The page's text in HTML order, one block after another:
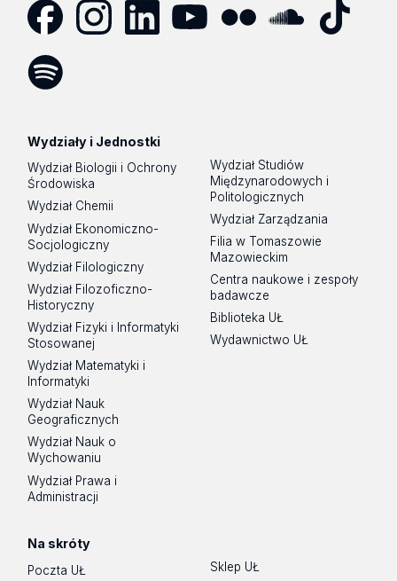
Wydziały i Jednostki
Wydział Biologii i Ochrony
Środowiska
Wydział Chemii
Wydział Ekonomiczno-
Socjologiczny
Wydział Filologiczny
Wydział Filozoficzno-
Historyczny
Wydział Fizyki i Informatyki
Stosowanej
Wydział Matematyki i
Informatyki
Wydział Nauk
Geograficznych
Wydział Nauk o
Wychowaniu
Wydział Prawa i
Administracji
Wydział Studiów
Międzynarodowych i
Politologicznych
Wydział Zarządzania
Filia w Tomaszowie
Mazowieckim
Centra naukowe i zespoły
badawcze
Biblioteka UŁ
Wydawnictwo UŁ
Na skróty
Poczta UŁ
Sklep UŁ